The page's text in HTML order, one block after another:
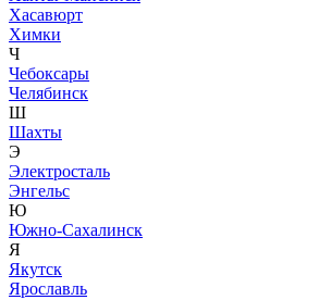
Хасавюрт
Химки
Ч
Чебоксары
Челябинск
Ш
Шахты
Э
Электросталь
Энгельс
Ю
Южно-Сахалинск
Я
Якутск
Ярославль